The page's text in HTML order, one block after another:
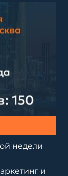
недели
и